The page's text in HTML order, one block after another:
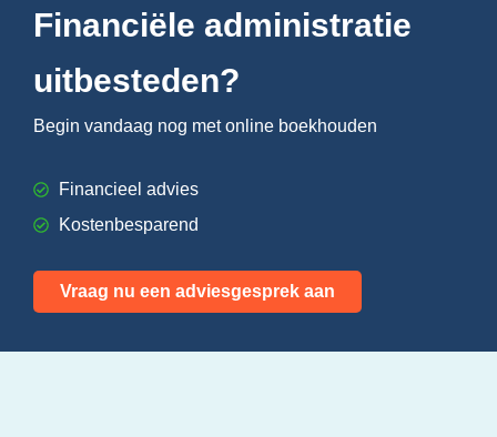
Financiële administratie
uitbesteden?
Begin vandaag nog met online boekhouden
Financieel advies
Kostenbesparend
Vraag nu een adviesgesprek aan